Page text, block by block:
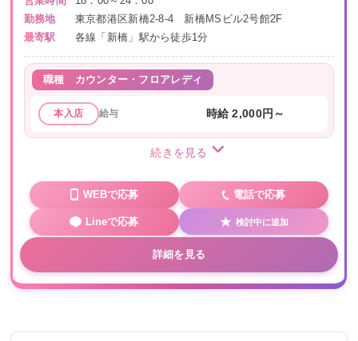
勤務地
東京都港区新橋2-8-4 新橋MSビル2号館2F
最寄駅
各線「新橋」駅から徒歩1分
職種 カウンター・フロアレディ
本入店 給与 時給 2,000円～
続きを見る
WEBで応募 電話で応募
Lineで応募 検討中に追加
詳細を見る